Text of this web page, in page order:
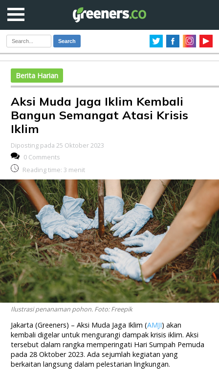
Search
Berita Harian
Aksi Muda Jaga Iklim Kembali
Bangun Semangat Atasi Krisis
Iklim
Diposting pada 25 Oktober 2023
0 Comments
Reading time: 3 menit
Ilustrasi penanaman pohon. Foto: Freepik
Jakarta (Greeners) – Aksi Muda Jaga Iklim (AMJI) akan
kembali digelar untuk mengurangi dampak krisis iklim. Aksi
tersebut dalam rangka memperingati Hari Sumpah Pemuda
pada 28 Oktober 2023. Ada sejumlah kegiatan yang
berkaitan langsung dalam pelestarian lingkungan.